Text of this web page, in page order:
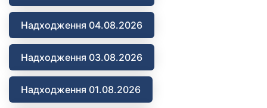
Надходження 04.08.2026
Надходження 03.08.2026
Надходження 01.08.2026